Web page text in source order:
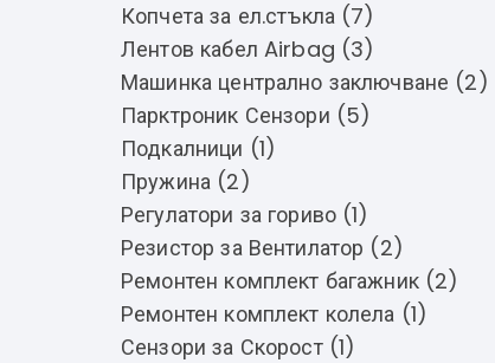
Копчета за ел.стъкла (7)
Лентов кабел Airbag (3)
Машинка централно заключване (2)
Парктроник Сензори (5)
Подкалници (1)
Пружина (2)
Регулатори за гориво (1)
Резистор за Вентилатор (2)
Ремонтен комплект багажник (2)
Ремонтен комплект колела (1)
Сензори за Скорост (1)